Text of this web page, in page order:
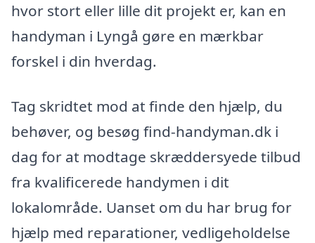
hvor stort eller lille dit projekt er, kan en
handyman i Lyngå gøre en mærkbar
forskel i din hverdag.
Tag skridtet mod at finde den hjælp, du
behøver, og besøg find-handyman.dk i
dag for at modtage skræddersyede tilbud
fra kvalificerede handymen i dit
lokalområde. Uanset om du har brug for
hjælp med reparationer, vedligeholdelse